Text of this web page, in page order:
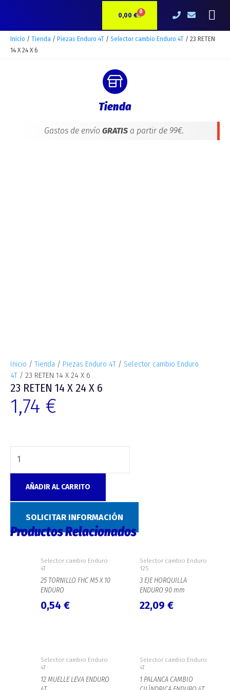
0,00 € 0CARRITO
Inicio / Tienda / Piezas Enduro 4T / Selector cambio Enduro 4T / 23 RETEN
14 X 24 X 6
Tienda
Gastos de envío GRATISa partir de 99€.
Inicio / Tienda / Piezas Enduro 4T / Selector cambio Enduro
4T / 23 RETEN 14 X 24 X 6
23 RETEN 14 X 24 X 6
1,74 €
X
24
AÑADIR AL CARRITO
SOLICITAR INFORMACIÓN
Productos Relacionados
Selector cambio Enduro
4T
25 TORNILLO FHC M5 X 10
ENDURO
0,54 €
Selector cambio Enduro
125
3 EJE HORQUILLA
ENDURO 90 mm
22,09 €
Selector cambio Enduro
4T
12 MUELLE LEVA ENDURO
Selector cambio Enduro
4T
1 PALANCA CAMBIO